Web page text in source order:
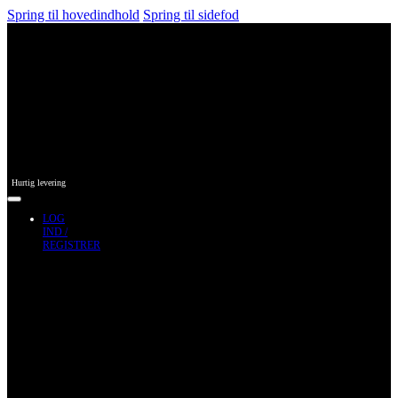
Spring til hovedindhold Spring til sidefod
Hurtig levering
LOG
IND /
REGISTRER